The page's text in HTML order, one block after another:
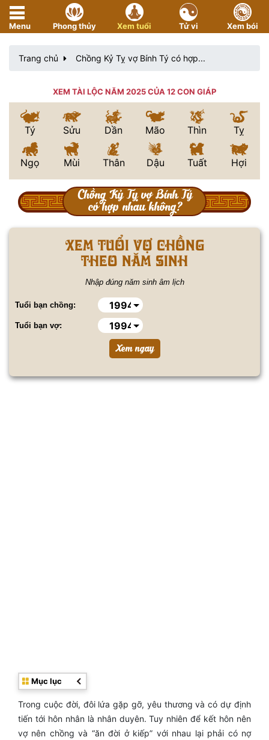
Menu Phong thủy Xem tuổi Tử vi Xem bói
Trang chủ Chồng Kỷ Tỵ vợ Bính Tý có hợp...
XEM TÀI LỘC NĂM 2025 CỦA 12 CON GIÁP
Tý Sửu Dần Mão Thìn Tỵ
Ngọ Mùi Thân Dậu Tuất Hợi
Chồng Kỷ Tỵ vợ Bính Tý
có hợp nhau không?
Xem tuổi vợ chồng
theo năm sinh
Nhập đúng năm sinh âm lịch
Tuổi bạn chồng:
Tuổi bạn vợ:
Mục lục
Trong cuộc đời, đôi lứa gặp gỡ, yêu thương và có dự định
tiến tới hôn nhân là nhân duyên. Tuy nhiên để kết hôn nên
vợ nên chồng và “ăn đời ở kiếp” với nhau lại phải có nợ